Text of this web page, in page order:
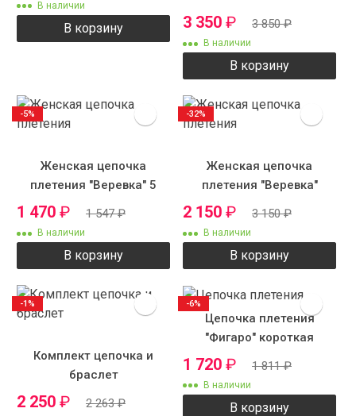
В наличии
В корзину 3 350 ₽ 3 850₽
В наличии
В корзину
Женская цепочка
плетения "Веревка" 5
1 470 ₽ 1 547₽
В наличии
В корзину
-5%
Женская цепочка
плетения "Веревка"
2 150 ₽ 3 150₽
В наличии
В корзину
-32%
Комплект цепочка и
браслет
2 250 ₽ 2 263₽
-1%
Цепочка плетения
"Фигаро" короткая
1 720 ₽ 1 811₽
В наличии
В корзину
-6%